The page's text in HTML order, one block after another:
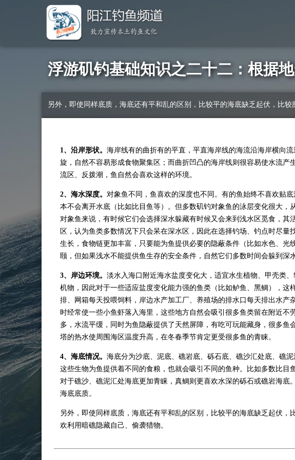
浮游矶钓基础知识之二十二：根据
另外，即使同样底质，海底还有平和乱的区别，比较平的海底缺乏起伏，比
1 、沿岸形状。 海岸线有的曲折有的平直，平直海岸线的海流沿海岸横向
旋，自然不容易形成食物聚集区；而曲折凹凸的海岸线则很容易使水流产
流区、反拨潮，鱼自然会喜欢这样的环境。
2、海水深度。 对象鱼不同，鱼喜欢的深度也不同。有的鱼始终不喜欢贴
本不会离开水底（比如比目鱼等）。但多数矶钓对象鱼的泳层变化很大，
对象鱼来说，有时候它们会选择深水躲藏有时候又会来到浅水区觅食，其
区，认为鱼类多数情况下只会呆在深水区，因此在选择钓场、钓点时尽量
生长，食物链更加丰富，只要能为鱼提供必要的隐蔽条件（比如水色、光
颐，但如果浅水不能提供鱼生存的安全条件，自然它们多数时间会躲到深水
3、岸边环境。 淡水入海口附近海水盐度变化大，适宜水生植物、甲壳类
机物，因此对于一些适应盐度变化能力强的鱼类（比如鲈鱼、黑鲷），这
排、网箱每天投喂饲料，岸边水产加工厂、养殖场的排水口每天排出水产
时经常使一些小鱼虾落入海里，这些地方自然会吸引很多鱼类留在附近不
多，水流平缓，同时为鱼隐蔽提供了天然屏障，有吃可玩能藏身，很多鱼
塔的热水使周围海区温度升高，在冬春季节肯定更受很多鱼的青睐。
4、海底情况。 海底分为沙底、泥底、礁岩底、砾石底、礁沙汇处底、礁
这些生物为鱼提供着不同的食粮，也就会吸引不同的鱼种。比如多数比目
对于礁沙、礁泥汇处海底更加青睐，真鲷则更喜欢水深的砾石或礁岩海底
海底底质。
另外，即使同样底质，海底还有平和乱的区别，比较平的海底缺乏起伏
欢利用暗礁隐藏自己、偷袭猎物。